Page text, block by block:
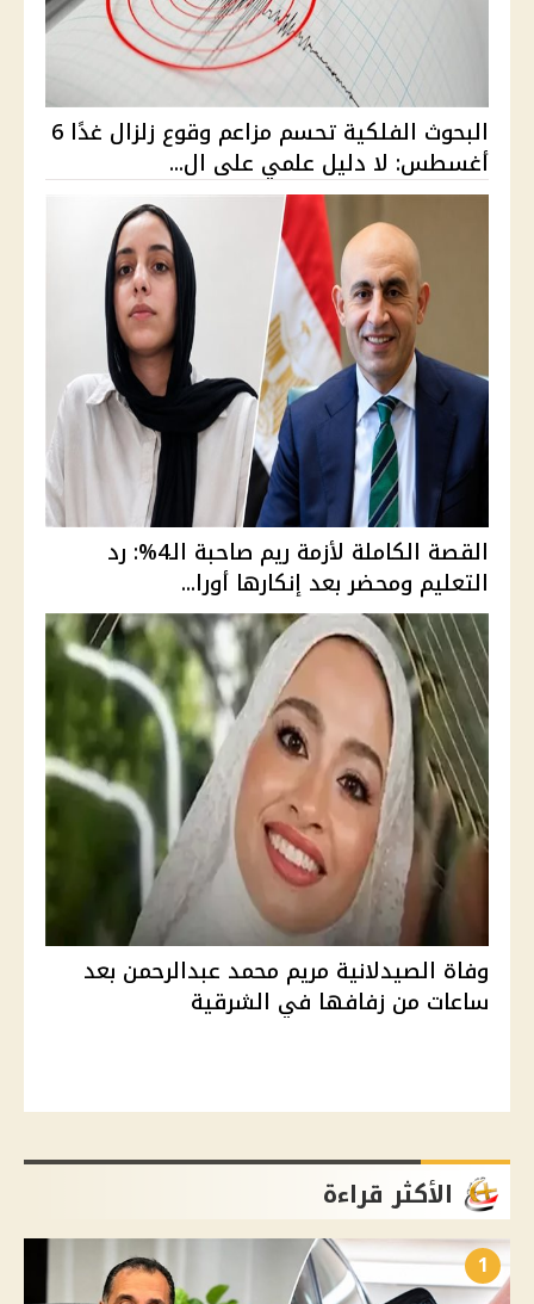
البحوث الفلكية تحسم مزاعم وقوع زلزال غدًا 6
أغسطس: لا دليل علمي على ال...
القصة الكاملة لأزمة ريم صاحبة الـ4%: رد
التعليم ومحضر بعد إنكارها أورا...
وفاة الصيدلانية مريم محمد عبدالرحمن بعد
ساعات من زفافها في الشرقية
الأكثر قراءة
1